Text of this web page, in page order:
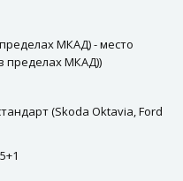
МКАД) - место
пределах МКАД))
(Skoda Oktavia, Ford